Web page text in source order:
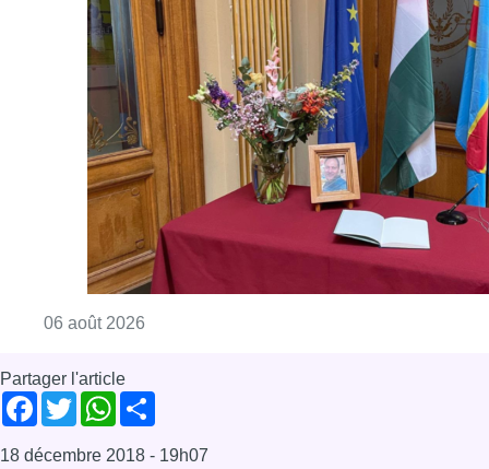
06 août 2026 Consulter l'article "La Commune d’Ixelles
Partager l'article
FacebookTwitterWhatsApp
Share
18 décembre 2018- 19h07
crise gouvernementale
m le mag de la rédac
Crise fédérale en 2019
News
Offres d’emploi